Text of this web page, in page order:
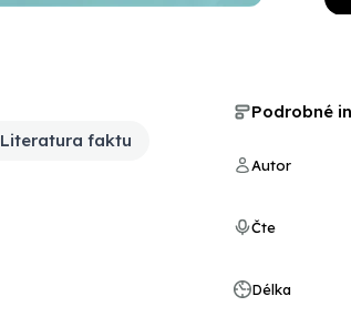
Literatura faktu
Podrobné
Autor
Čte
Délka